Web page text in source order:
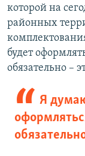
которой на
районных
будет
обязательно –
Я